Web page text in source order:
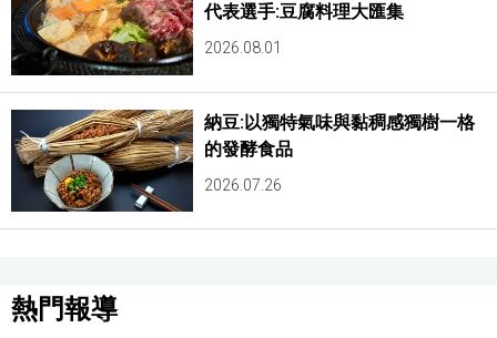
代表選手:豆腐料理大匯集
2026.08.01
納豆:以獨特氣味與黏稠感獨樹一格
的發酵食品
2026.07.26
熱門報導